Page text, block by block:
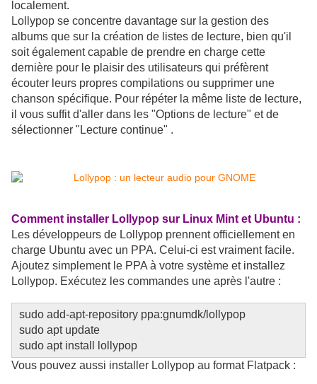
localement.
Lollypop se concentre davantage sur la gestion des
albums que sur la création de listes de lecture, bien qu'il
soit également capable de prendre en charge cette
dernière pour le plaisir des utilisateurs qui préfèrent
écouter leurs propres compilations ou supprimer une
chanson spécifique. Pour répéter la même liste de lecture,
il vous suffit d'aller dans les "Options de lecture" et de
sélectionner "Lecture continue" .
Comment installer Lollypop sur Linux Mint et Ubuntu :
Les développeurs de Lollypop prennent officiellement en
charge Ubuntu avec un PPA. Celui-ci est vraiment facile.
Ajoutez simplement le PPA à votre système et installez
Lollypop. Exécutez les commandes une après l'autre :
sudo add-apt-repository ppa:gnumdk/lollypop
sudo apt update
sudo apt install lollypop
Vous pouvez aussi installer Lollypop au format Flatpack :